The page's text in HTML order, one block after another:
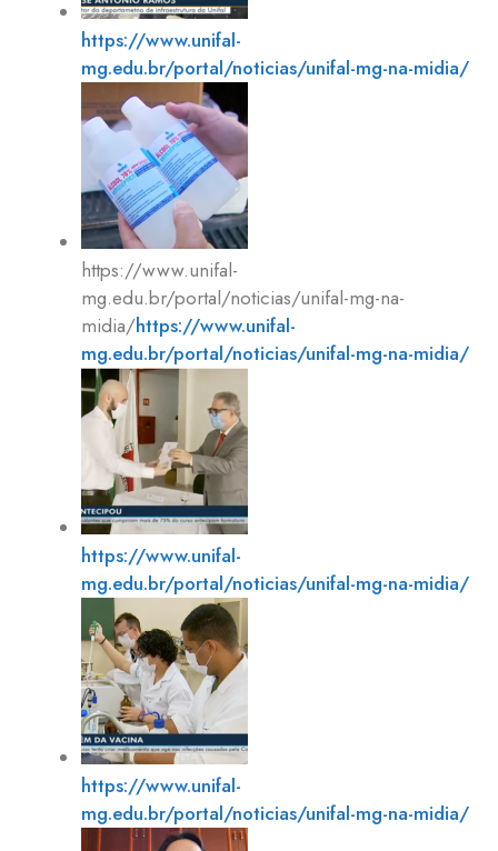
https://www.unifal-
mg.edu.br/portal/noticias/unifal-mg-na-midia/
https://www.unifal-
mg.edu.br/portal/noticias/unifal-mg-na-
midia/https://www.unifal-
mg.edu.br/portal/noticias/unifal-mg-na-midia/
https://www.unifal-
mg.edu.br/portal/noticias/unifal-mg-na-midia/
https://www.unifal-
mg.edu.br/portal/noticias/unifal-mg-na-midia/